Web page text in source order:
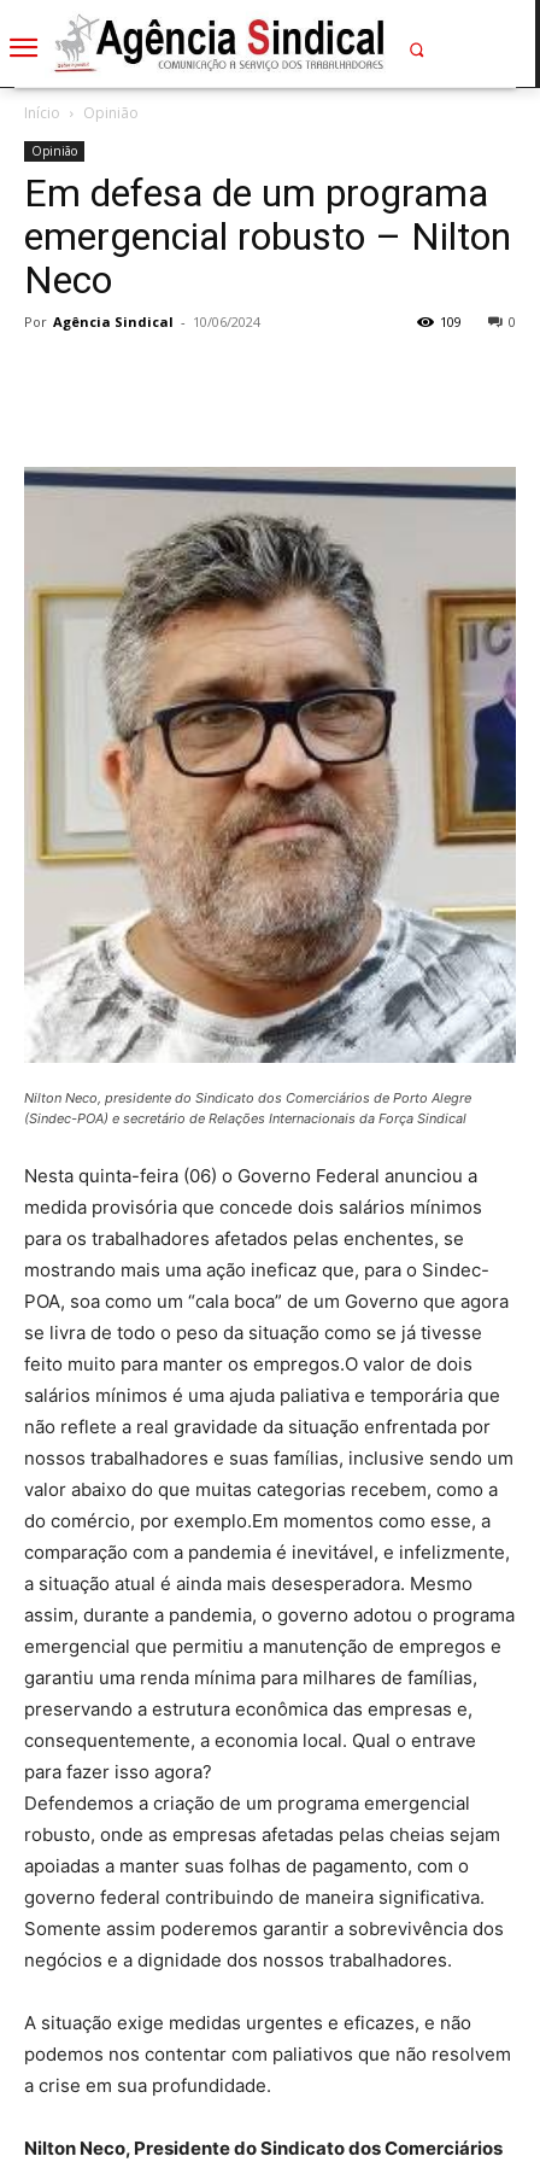
Início Opinião
Opinião
Em defesa de um programa
emergencial robusto – Nilton
Neco
Por Agência Sindical - 10/06/2024 0
109
Nilton Neco, presidente do Sindicato dos Comerciários de Porto Alegre
(Sindec-POA) e secretário de Relações Internacionais da Força Sindical
Nesta quinta-feira (06) o Governo Federal anunciou a
medida provisória que concede dois salários mínimos
para os trabalhadores afetados pelas enchentes, se
mostrando mais uma ação ineficaz que, para o Sindec-
POA, soa como um “cala boca” de um Governo que agora
se livra de todo o peso da situação como se já tivesse
feito muito para manter os empregos.O valor de dois
salários mínimos é uma ajuda paliativa e temporária que
não reflete a real gravidade da situação enfrentada por
nossos trabalhadores e suas famílias, inclusive sendo um
valor abaixo do que muitas categorias recebem, como a
do comércio, por exemplo.Em momentos como esse, a
comparação com a pandemia é inevitável, e infelizmente,
a situação atual é ainda mais desesperadora. Mesmo
assim, durante a pandemia, o governo adotou o programa
emergencial que permitiu a manutenção de empregos e
garantiu uma renda mínima para milhares de famílias,
preservando a estrutura econômica das empresas e,
consequentemente, a economia local. Qual o entrave
para fazer isso agora?
Defendemos a criação de um programa emergencial
robusto, onde as empresas afetadas pelas cheias sejam
apoiadas a manter suas folhas de pagamento, com o
governo federal contribuindo de maneira significativa.
Somente assim poderemos garantir a sobrevivência dos
negócios e a dignidade dos nossos trabalhadores.
A situação exige medidas urgentes e eficazes, e não
podemos nos contentar com paliativos que não resolvem
a crise em sua profundidade.
Nilton Neco, Presidente do Sindicato dos Comerciários